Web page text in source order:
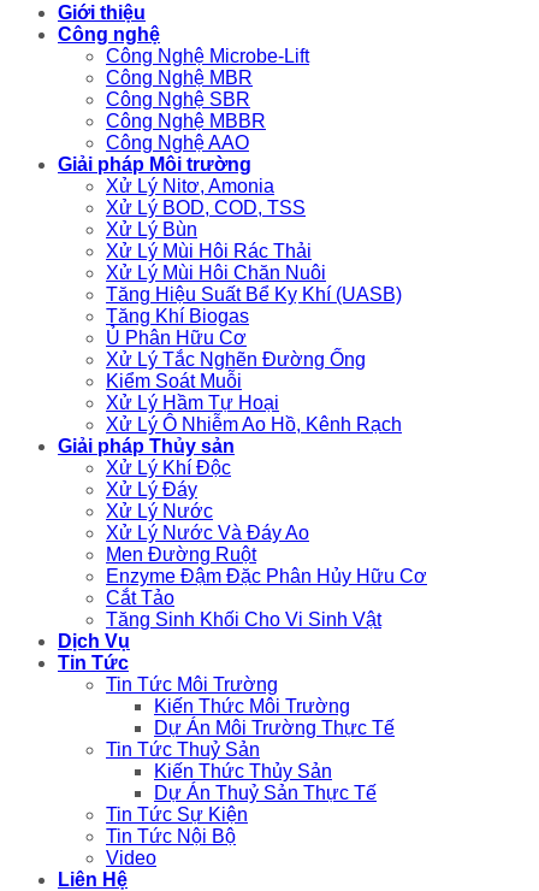
Giới thiệu
Công nghệ
Công Nghệ Microbe-Lift
Công Nghệ MBR
Công Nghệ SBR
Công Nghệ MBBR
Công Nghệ AAO
Giải pháp Môi trường
Xử Lý Nitơ, Amonia
Xử Lý BOD, COD, TSS
Xử Lý Bùn
Xử Lý Mùi Hôi Rác Thải
Xử Lý Mùi Hôi Chăn Nuôi
Tăng Hiệu Suất Bể Kỵ Khí (UASB)
Tăng Khí Biogas
Ủ Phân Hữu Cơ
Xử Lý Tắc Nghẽn Đường Ống
Kiểm Soát Muỗi
Xử Lý Hầm Tự Hoại
Xử Lý Ô Nhiễm Ao Hồ, Kênh Rạch
Giải pháp Thủy sản
Xử Lý Khí Độc
Xử Lý Đáy
Xử Lý Nước
Xử Lý Nước Và Đáy Ao
Men Đường Ruột
Enzyme Đậm Đặc Phân Hủy Hữu Cơ
Cắt Tảo
Tăng Sinh Khối Cho Vi Sinh Vật
Dịch Vụ
Tin Tức
Tin Tức Môi Trường
Kiến Thức Môi Trường
Dự Án Môi Trường Thực Tế
Tin Tức Thuỷ Sản
Kiến Thức Thủy Sản
Dự Án Thuỷ Sản Thực Tế
Tin Tức Sự Kiện
Tin Tức Nội Bộ
Video
Liên Hệ